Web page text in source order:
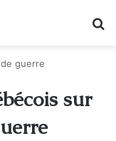
guerre
sur